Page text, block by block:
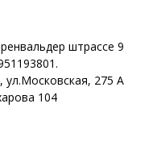
штрассе 9
ул.Московская, 275 А
104